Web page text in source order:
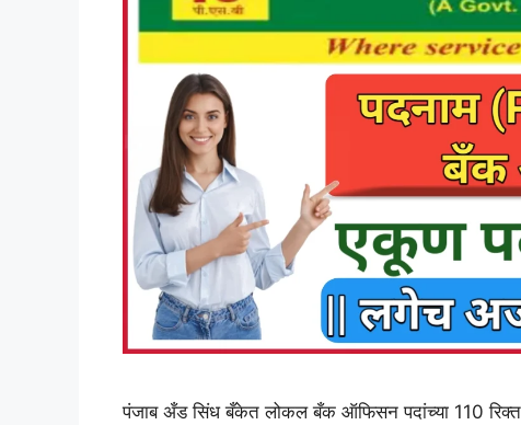
पंजाब अँड सिंध बँकेत लोकल बँक ऑफिसन पदांच्या 110 रिक्त